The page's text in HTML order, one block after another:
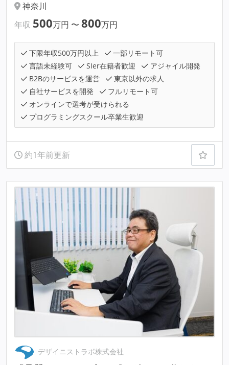
神奈川
年収 500万円 〜 800万円
下限年収500万円以上
一部リモート可
言語未経験可
SIer在籍者歓迎
アジャイル開発
B2Bのサービスを運営
東京以外の求人
自社サービスを開発
フルリモート可
オンラインで選考が受けられる
プログラミングスクール卒業生歓迎
約1年前更新
デザイニストラボ株式会社